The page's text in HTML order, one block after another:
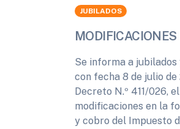
JUBILADOS
Se informa a jubilados
con fecha 8 de julio
Decreto N.º 411/026,
modificaciones en la
y cobro del Impuesto